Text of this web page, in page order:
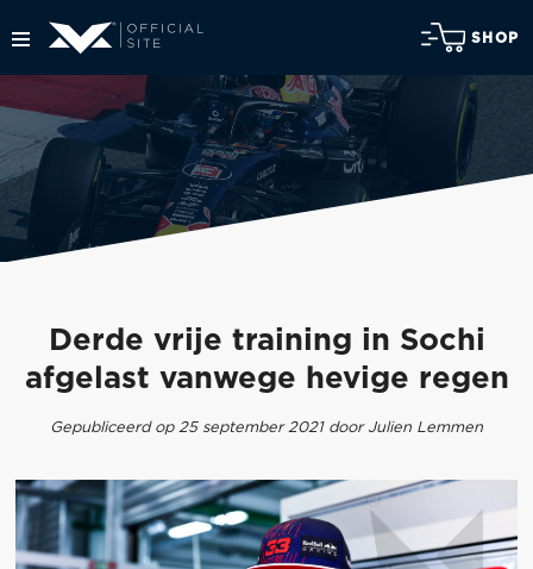
SHOP
Derde vrije training in Sochi
afgelast vanwege hevige regen
Gepubliceerd op 25 september 2021 door Julien Lemmen